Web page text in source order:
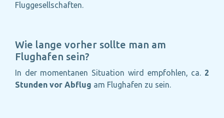
Fluggesellschaften.
Wie lange vorher sollte man am
Flughafen sein?
In der momentanen Situation wird empfohlen, ca. 2
Stunden vor Abflug am Flughafen zu sein.